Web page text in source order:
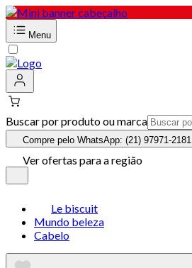
Menu
Buscar por produto ou marca
Compre pelo WhatsApp: (21) 97971-2181
Ver ofertas para a região
Le biscuit
Mundo beleza
Cabelo